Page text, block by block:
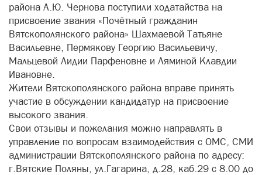
района А.Ю. Чернова поступили ходатайства на
присвоение звания «Почётный гражданин
Вятскополянского района» Шахмаевой Татьяне
Васильевне, Пермякову Георгию Васильевичу,
Мальцевой Лидии Парфеновне и Ляминой Клавдии
Ивановне.
Жители Вятскополянского района вправе принять
участие в обсуждении кандидатур на присвоение
высокого звания.
Свои отзывы и пожелания можно направлять в
управление по вопросам взаимодействия с ОМС, СМИ
администрации Вятскополянского района по адресу:
г.Вятские Поляны, ул.Гагарина, д.28, каб.29 с 8.00 до